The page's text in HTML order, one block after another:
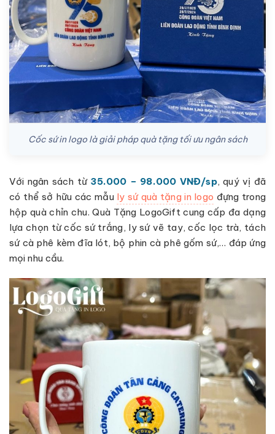
Cốc sứ in logo là giải pháp quà tặng tối ưu ngân sách
Với ngân sách từ 35.000 – 98.000 VNĐ/sp, quý vị đã
có thể sở hữu các mẫu ly sứ quà tặng in logo đựng trong
hộp quà chỉn chu. Quà Tặng LogoGift cung cấp đa dạng
lựa chọn từ cốc sứ trắng, ly sứ vẽ tay, cốc lọc trà, tách
sứ cà phê kèm đĩa lót, bộ phin cà phê gốm sứ,… đáp ứng
mọi nhu cầu.